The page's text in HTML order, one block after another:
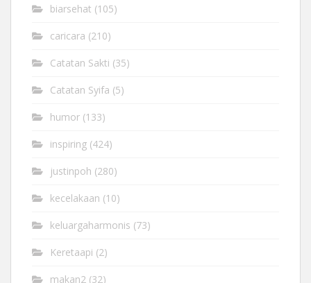
biarsehat (105)
caricara (210)
Catatan Sakti (35)
Catatan Syifa (5)
humor (133)
inspiring (424)
justinpoh (280)
kecelakaan (10)
keluargaharmonis (73)
Keretaapi (2)
makan2 (32)